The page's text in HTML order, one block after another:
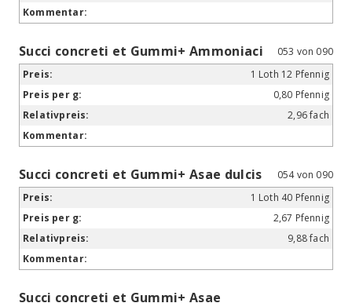
Succi concreti et Gummi+ Ammoniaci
053 von 090
1 Loth 12 Pfennig
0,80 Pfennig
2,96 fach
Succi concreti et Gummi+ Asae dulcis
054 von 090
1 Loth 40 Pfennig
2,67 Pfennig
9,88 fach
Succi concreti et Gummi+ Asae